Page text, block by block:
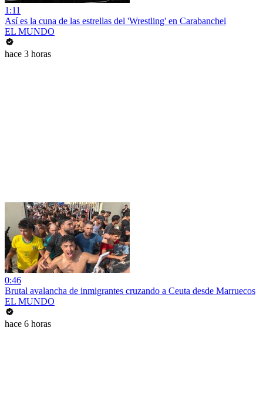
1:11
Así es la cuna de las estrellas del 'Wrestling' en Carabanchel
EL MUNDO
hace 3 horas
0:46
Brutal avalancha de inmigrantes cruzando a Ceuta desde Marruecos
EL MUNDO
hace 6 horas